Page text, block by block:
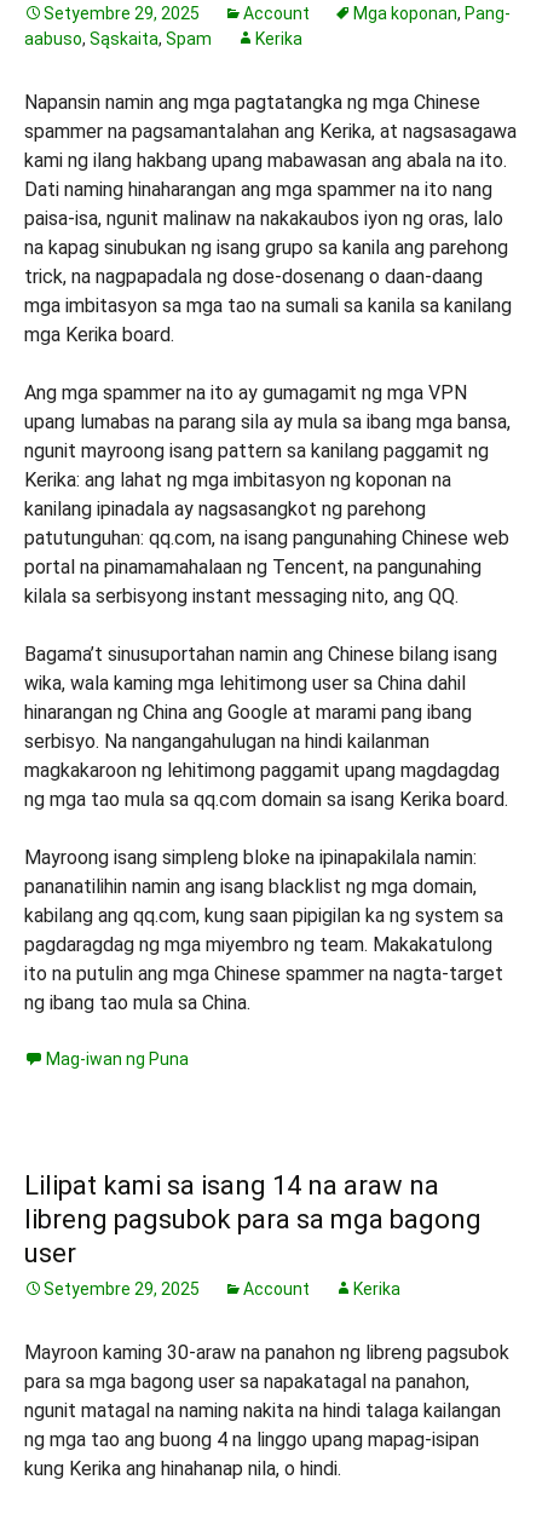
Setyembre 29, 2025 Account Mga koponan, Pang-
aabuso, Sąskaita, Spam Kerika
Napansin namin ang mga pagtatangka ng mga Chinese
spammer na pagsamantalahan ang Kerika, at nagsasagawa
kami ng ilang hakbang upang mabawasan ang abala na ito.
Dati naming hinaharangan ang mga spammer na ito nang
paisa-isa, ngunit malinaw na nakakaubos iyon ng oras, lalo
na kapag sinubukan ng isang grupo sa kanila ang parehong
trick, na nagpapadala ng dose-dosenang o daan-daang
mga imbitasyon sa mga tao na sumali sa kanila sa kanilang
mga Kerika board.
Ang mga spammer na ito ay gumagamit ng mga VPN
upang lumabas na parang sila ay mula sa ibang mga bansa,
ngunit mayroong isang pattern sa kanilang paggamit ng
Kerika: ang lahat ng mga imbitasyon ng koponan na
kanilang ipinadala ay nagsasangkot ng parehong
patutunguhan: qq.com, na isang pangunahing Chinese web
portal na pinamamahalaan ng Tencent, na pangunahing
kilala sa serbisyong instant messaging nito, ang QQ.
Bagama’t sinusuportahan namin ang Chinese bilang isang
wika, wala kaming mga lehitimong user sa China dahil
hinarangan ng China ang Google at marami pang ibang
serbisyo. Na nangangahulugan na hindi kailanman
magkakaroon ng lehitimong paggamit upang magdagdag
ng mga tao mula sa qq.com domain sa isang Kerika board.
Mayroong isang simpleng bloke na ipinapakilala namin:
pananatilihin namin ang isang blacklist ng mga domain,
kabilang ang qq.com, kung saan pipigilan ka ng system sa
pagdaragdag ng mga miyembro ng team. Makakatulong
ito na putulin ang mga Chinese spammer na nagta-target
ng ibang tao mula sa China.
Mag-iwan ng Puna
Lilipat kami sa isang 14 na araw na
libreng pagsubok para sa mga bagong
user
Setyembre 29, 2025 Account Kerika
Mayroon kaming 30-araw na panahon ng libreng pagsubok
para sa mga bagong user sa napakatagal na panahon,
ngunit matagal na naming nakita na hindi talaga kailangan
ng mga tao ang buong 4 na linggo upang mapag-isipan
kung Kerika ang hinahanap nila, o hindi.